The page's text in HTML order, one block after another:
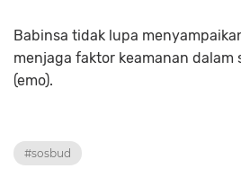
Babinsa tidak lupa
menjaga faktor keamanan dalam
(emo).
#sosbud